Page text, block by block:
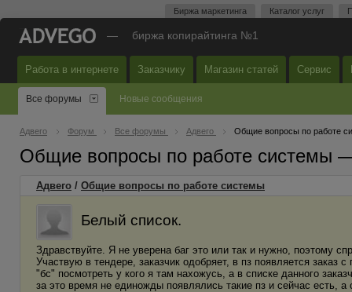
Биржа маркетинга Каталог услуг
— биржа копирайтинга №1
Работа в интернете Заказчику Магазин статей Сервис
Все форумы Новые сообщения
Адвего Форум Все форумы Адвего Общие вопросы по работе
Общие вопросы по работе системы
Адвего / Общие вопросы по работе системы
Белый список.
Здравствуйте. Я не уверена баг это или так и нужно, поэтому
Участвую в тендере, заказчик одобряет, в пз появляется
"бс" посмотреть у кого я там нахожусь, а в списке данного
за это время не единожды появлялись такие пз и сейчас есть,